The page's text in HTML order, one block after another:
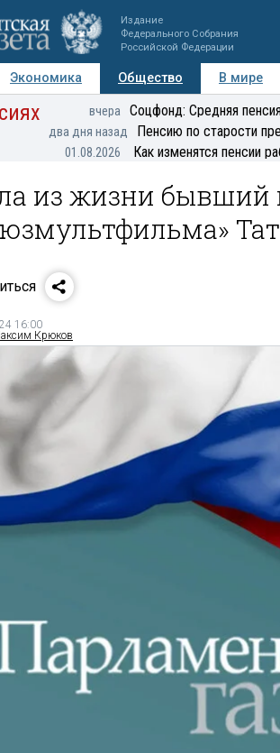
Издание
Федерального Собрания
Российской Федерации
Экономика Общество В мире
Персоны Мнения Регионы
вчера Соцфонд: Средняя
два дня назад Пенсию по старости
01.08.2026 Как изменятся пенсии
из жизни бывший
16:00
Крюков